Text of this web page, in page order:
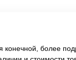
конечной, более